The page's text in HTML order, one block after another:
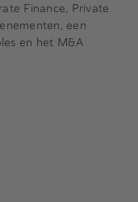
Finance, Private
een
en het M&A